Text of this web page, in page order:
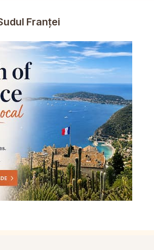
Franței